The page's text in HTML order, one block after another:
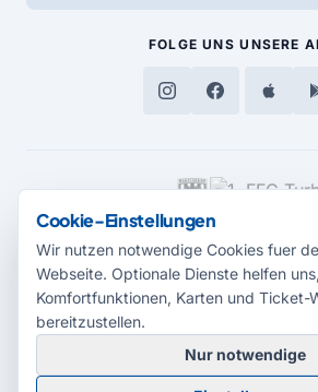
FOLGE UNS UNSERE
MEDIENPARTNER
© 2026 Radio Potsdam. Webseite entwickelt
Cookie-Einstellungen
Wir nutzen notwendige Cookies fuer
Webseite. Optionale Dienste helfen uns,
Komfortfunktionen, Karten und Ticket-
bereitzustellen.
Nur notwendige